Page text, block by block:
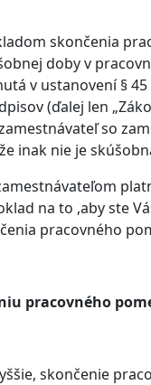
skončenia
doby v
v ustanovení §
(ďalej len
so
inak nie je
na to ,aby ste
pracovného
pracovného
skončenie